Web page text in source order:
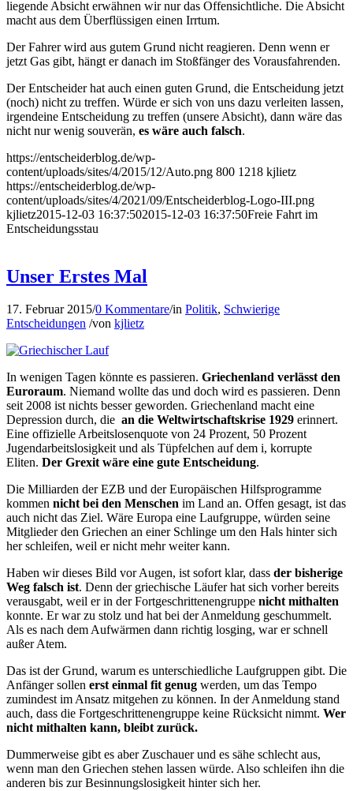
liegende Absicht erwähnen wir nur das Offensichtliche. Die Absicht
macht aus dem Überflüssigen einen Irrtum.
Der Fahrer wird aus gutem Grund nicht reagieren. Denn wenn er
jetzt Gas gibt, hängt er danach im Stoßfänger des Vorausfahrenden.
Der Entscheider hat auch einen guten Grund, die Entscheidung jetzt
(noch) nicht zu treffen. Würde er sich von uns dazu verleiten lassen,
irgendeine Entscheidung zu treffen (unsere Absicht), dann wäre das
nicht nur wenig souverän, es wäre auch falsch.
https://entscheiderblog.de/wp-
content/uploads/sites/4/2015/12/Auto.png 800 1218 kjlietz
https://entscheiderblog.de/wp-
content/uploads/sites/4/2021/09/Entscheiderblog-Logo-III.png
kjlietz2015-12-03 16:37:502015-12-03 16:37:50Freie Fahrt im
Entscheidungsstau
Unser Erstes Mal
17. Februar 2015/0 Kommentare/in Politik, Schwierige
Entscheidungen /von kjlietz
In wenigen Tagen könnte es passieren. Griechenland verlässt den
Euroraum. Niemand wollte das und doch wird es passieren. Denn
seit 2008 ist nichts besser geworden. Griechenland macht eine
Depression durch, die an die Weltwirtschaftskrise 1929 erinnert.
Eine offizielle Arbeitslosenquote von 24 Prozent, 50 Prozent
Jugendarbeitslosigkeit und als Tüpfelchen auf dem i, korrupte
Eliten. Der Grexit wäre eine gute Entscheidung.
Die Milliarden der EZB und der Europäischen Hilfsprogramme
kommen nicht bei den Menschen im Land an. Offen gesagt, ist das
auch nicht das Ziel. Wäre Europa eine Laufgruppe, würden seine
Mitglieder den Griechen an einer Schlinge um den Hals hinter sich
her schleifen, weil er nicht mehr weiter kann.
Haben wir dieses Bild vor Augen, ist sofort klar, dass der bisherige
Weg falsch ist. Denn der griechische Läufer hat sich vorher bereits
verausgabt, weil er in der Fortgeschrittenengruppe nicht mithalten
konnte. Er war zu stolz und hat bei der Anmeldung geschummelt.
Als es nach dem Aufwärmen dann richtig losging, war er schnell
außer Atem.
Das ist der Grund, warum es unterschiedliche Laufgruppen gibt. Die
Anfänger sollen erst einmal fit genug werden, um das Tempo
zumindest im Ansatz mitgehen zu können. In der Anmeldung stand
auch, dass die Fortgeschrittenengruppe keine Rücksicht nimmt. Wer
nicht mithalten kann, bleibt zurück.
Dummerweise gibt es aber Zuschauer und es sähe schlecht aus,
wenn man den Griechen stehen lassen würde. Also schleifen ihn die
anderen bis zur Besinnungslosigkeit hinter sich her.